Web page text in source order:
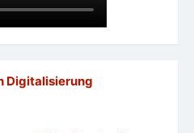
Digitalisierung